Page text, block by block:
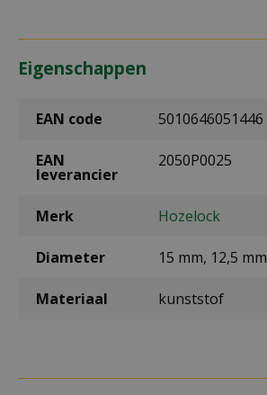
Eigenschappen
EAN code 5010646051446
EAN
leverancier
2050P0025
Merk Hozelock
Diameter 15 mm, 12,5 mm
Materiaal kunststof